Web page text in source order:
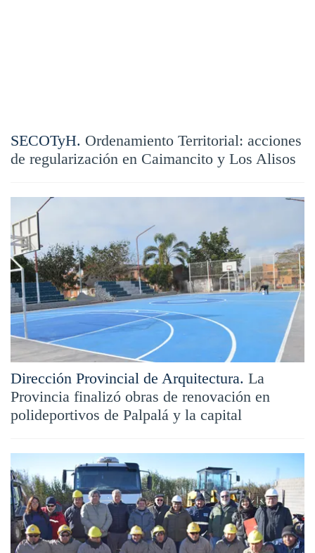
SECOTyH. Ordenamiento Territorial: acciones
de regularización en Caimancito y Los Alisos
Dirección Provincial de Arquitectura. La
Provincia finalizó obras de renovación en
polideportivos de Palpalá y la capital